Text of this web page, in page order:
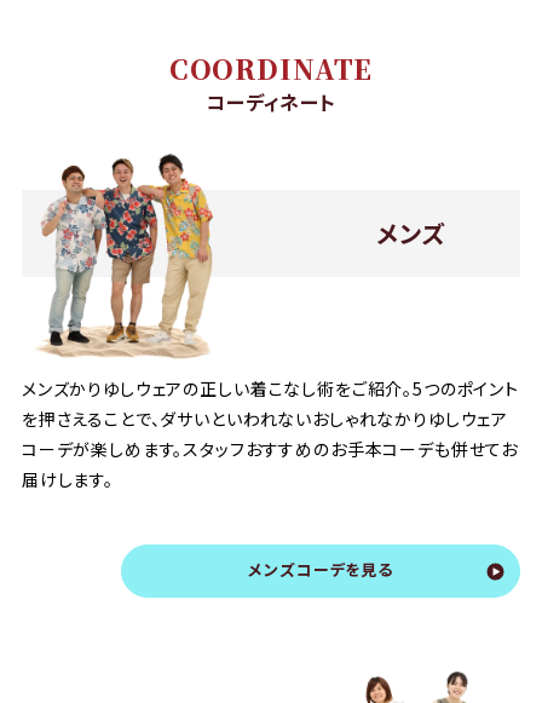
COORDINATE
コーディネート
メンズ
メンズかりゆしウェアの正しい着こなし術をご紹介。5つのポイント
を押さえることで、ダサいといわれないおしゃれなかりゆしウェア
コーデが楽しめます。スタッフおすすめのお手本コーデも併せてお
届けします。
メンズコーデを見る